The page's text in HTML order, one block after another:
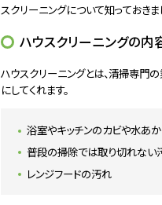
スクリーニングについて知っておきま
ハウスクリーニングの内
ハウスクリーニングとは、清掃専門
にしてくれます。
浴室やキッチンのカビや水あか
普段の掃除では取り切れない
レンジフードの汚れ